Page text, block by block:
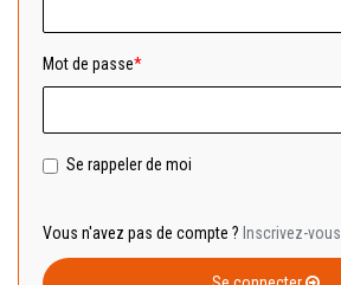
Mot de passe
Se rappeler de moi
Vous n'avez pas de compte ? Inscrivez-vous